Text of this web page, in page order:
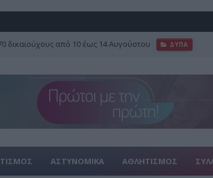
δικαιούχους από 10 έως 14 Αυγούστου ΔΥΠΑ
ΑΣΤΥΝΟΜΙΚΑ ΑΘΛΗΤΙΣΜΟΣ